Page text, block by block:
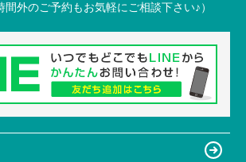
間外のご予約もお気軽にご相談下さい♪）